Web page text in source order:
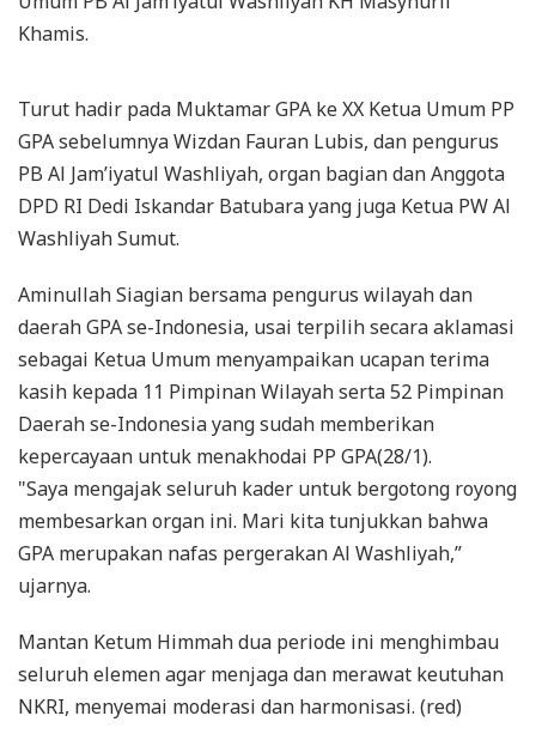
Khamis.
Turut hadir pada Muktamar GPA ke XX Ketua Umum PP
GPA sebelumnya Wizdan Fauran Lubis, dan pengurus
PB Al Jam’iyatul Washliyah, organ bagian dan Anggota
DPD RI Dedi Iskandar Batubara yang juga Ketua PW Al
Washliyah Sumut.
Aminullah Siagian bersama pengurus wilayah dan
daerah GPA se-Indonesia, usai terpilih secara aklamasi
sebagai Ketua Umum menyampaikan ucapan terima
kasih kepada 11 Pimpinan Wilayah serta 52 Pimpinan
Daerah se-Indonesia yang sudah memberikan
kepercayaan untuk menakhodai PP GPA(28/1).
"Saya mengajak seluruh kader untuk bergotong royong
membesarkan organ ini. Mari kita tunjukkan bahwa
GPA merupakan nafas pergerakan Al Washliyah,”
ujarnya.
Mantan Ketum Himmah dua periode ini menghimbau
seluruh elemen agar menjaga dan merawat keutuhan
NKRI, menyemai moderasi dan harmonisasi. (red)